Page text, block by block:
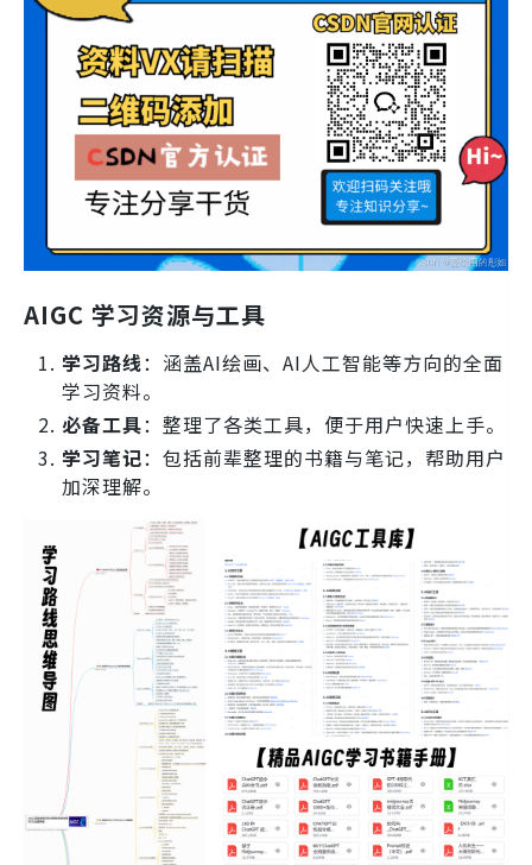
AIGC 学习资源与工具
学习路线：涵盖AI绘画、AI人工智能等方向的全面
学习资料。
必备工具：整理了各类工具，便于用户快速上手。
学习笔记：包括前辈整理的书籍与笔记，帮助用户
加深理解。